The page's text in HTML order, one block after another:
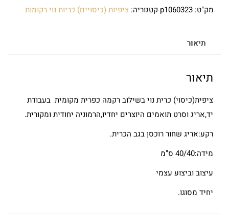
מק"ט: p1060323 קטגוריה: ציפיות (כיסויים) כריות נוי רקומות
תיאור
תיאור
ציפית(כיסוי) כרית נוי בשילוב רקמה כפרית מקומית בעבודת
יד,אריג וסרט תואמים היוצרים יחדיו,הרמוניה יחודית ומקורית.
רקע:אריג שחור רוכסן בגב הכרית.
מידה:40/40 ס"מ
עיצוב וביצוע עצמי
יחיד מסוגו.